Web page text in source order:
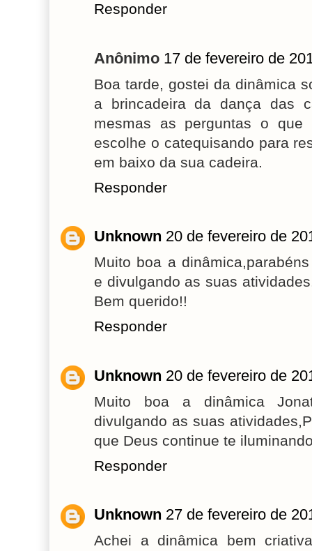
Responder
Anônimo 17 de fevereiro de
Boa tarde, gostei da dinâmica
a brincadeira da dança das
mesmas as perguntas o que
escolhe o catequisando para
em baixo da sua cadeira.
Responder
Unknown 20 de fevereiro de
Muito boa a
e divulgando as suas
Bem querido!!
Responder
Unknown 20 de fevereiro de
Muito boa a dinâmica
divulgando as suas
que Deus continue te
Responder
Unknown 27 de fevereiro de
Achei a dinâmica bem